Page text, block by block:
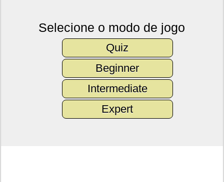
Selecione o modo de jogo
Quiz
Beginner
Intermediate
Expert